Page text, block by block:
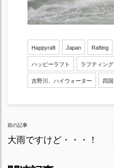
Happyraft Japan Rafting
ハッピーラフト ラフティング
吉野川、ハイウォーター 四国
Post
navigation
前の記事
大雨ですけど・・・！